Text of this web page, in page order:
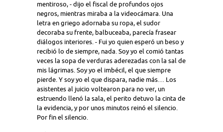
mentiroso, - dijo el fiscal de profundos ojos
negros, mientras miraba a la videocámara. Una
letra en griego adornaba su ropa, el sudor
decoraba su frente, balbuceaba, parecía frasear
diálogos interiores. - Fui yo quien esperó un beso y
recibió lo de siempre, nada. Soy yo el comió tantas
veces la sopa de verduras aderezadas con la sal de
mis lágrimas. Soy yo el imbécil, el que siempre
pierde. Y soy yo el que dispara, nadie más… Los
asistentes al juicio voltearon para no ver, un
estruendo llenó la sala, el perito detuvo la cinta de
la evidencia, y por unos minutos reinó el silencio.
Por fin el silencio.